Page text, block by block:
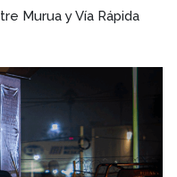
Murua y Vía Rápida